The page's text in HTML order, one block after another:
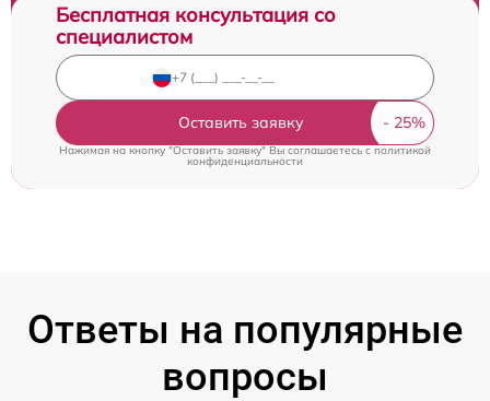
Бесплатная консультация со
специалистом
Оставить заявку
Нажимая на кнопку "Оставить заявку" Вы соглашаетесь cполитикой
конфиденциальности
Ответы на популярные
вопросы